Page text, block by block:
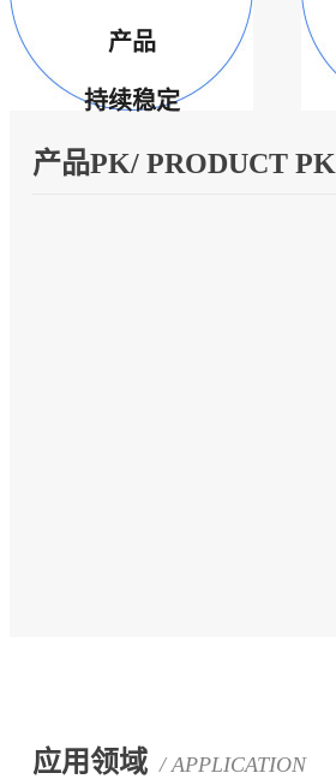
产品
持续稳定
产品PK/ PRODUCT PK
应用领域 / APPLICATION